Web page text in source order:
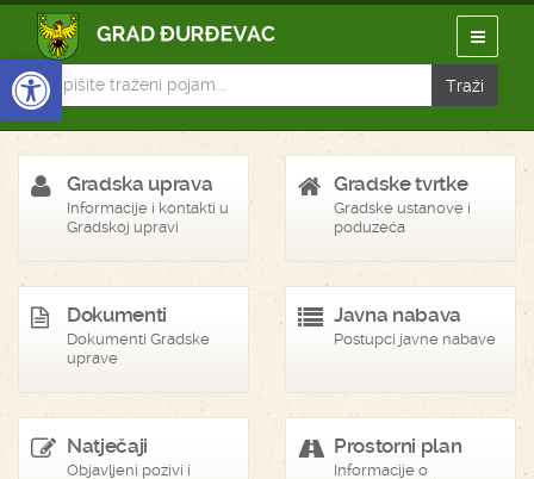
Open toolbar
Gradska uprava
Informacije i kontakti u
Gradskoj upravi
Gradske tvrtke
Gradske ustanove i
poduzeća
Dokumenti
Dokumenti Gradske
uprave
Javna nabava
Postupci javne nabave
Natječaji
Objavljeni pozivi i
Prostorni plan
Informacije o